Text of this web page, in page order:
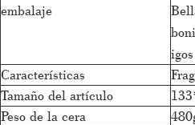
embalaje
Características
Tamaño del artículo
Peso de la cera